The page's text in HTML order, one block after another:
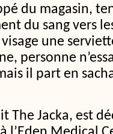
du magasin,
du sang vers
une
personne
il part en
The Jacka, est